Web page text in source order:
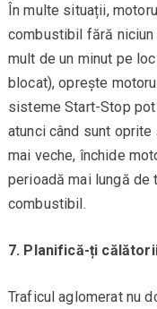
În multe situații,
combustibil fără
mult de un minut pe
blocat), oprește
sisteme Start-Stop
atunci când sunt
mai veche, închide
perioadă mai lungă
combustibil.
7. Planifică-ți
Traficul aglomerat nu